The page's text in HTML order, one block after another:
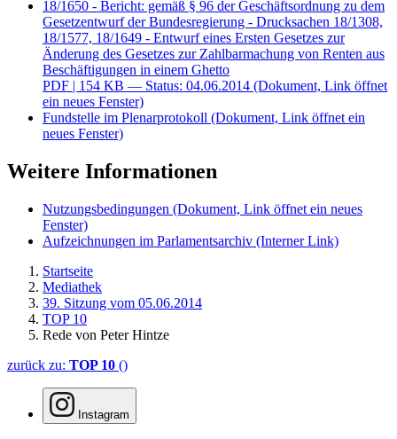
18/1650 - Bericht: gemäß § 96 der Geschäftsordnung zu dem
Gesetzentwurf der Bundesregierung - Drucksachen 18/1308,
18/1577, 18/1649 - Entwurf eines Ersten Gesetzes zur
Änderung des Gesetzes zur Zahlbarmachung von Renten aus
Beschäftigungen in einem Ghetto
PDF | 154 KB — Status: 04.06.2014 (Dokument, Link öffnet
ein neues Fenster)
Fundstelle im Plenarprotokoll (Dokument, Link öffnet ein
neues Fenster)
Weitere Informationen
Nutzungsbedingungen (Dokument, Link öffnet ein neues
Fenster)
Aufzeichnungen im Parlamentsarchiv (Interner Link)
Startseite
Mediathek
39. Sitzung vom 05.06.2014
TOP 10
Rede von Peter Hintze
zurück zu: TOP 10 ()
Instagram